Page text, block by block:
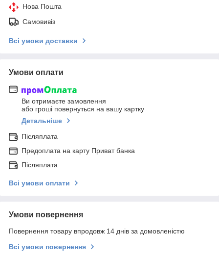
Нова Пошта
Самовивіз
Всі умови доставки
Умови оплати
Ви отримаєте замовлення
або гроші повернуться на вашу картку
Детальніше
Післяплата
Предоплата на карту Приват банка
Післяплата
Всі умови оплати
Умови повернення
Повернення товару впродовж 14 днів за домовленістю
Всі умови повернення